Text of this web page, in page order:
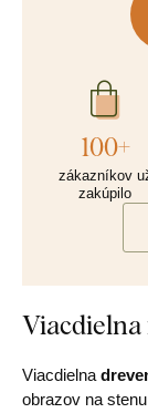
100+
zákazníkov
zakúpilo
Viacdielna
obrazov na